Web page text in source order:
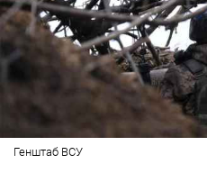
Генштаб ВСУ